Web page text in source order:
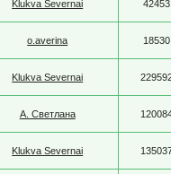
Klukva Severnai 42453
o.averina 18530
Klukva Severnai
А. Светлана
Klukva Severnai